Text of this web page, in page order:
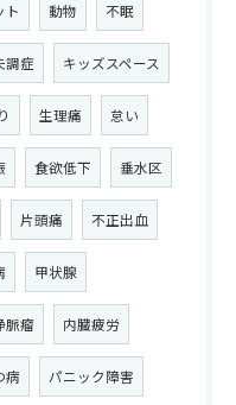
ト 動物 不眠
調症 キッズスペース
生理痛 怠い
食欲低下 垂水区
片頭痛 不正出血
甲状腺
脈瘤 内臓疲労
病 パニック障害